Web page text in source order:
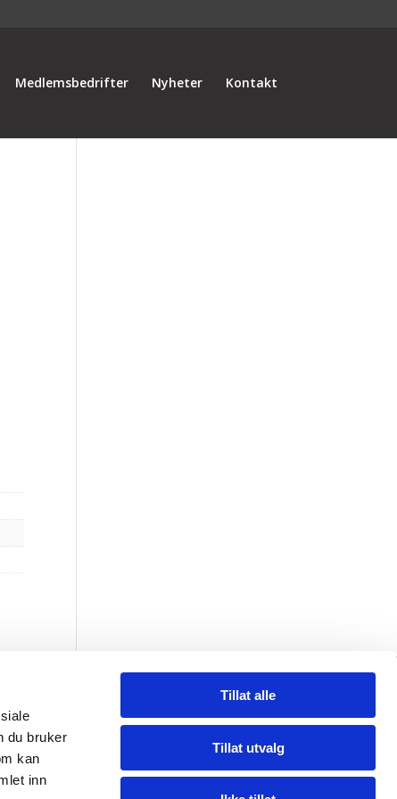
du bruker
kan
inn
Tillat alle
Tillat utvalg
Medlemsbedrifter Nyheter Kontakt